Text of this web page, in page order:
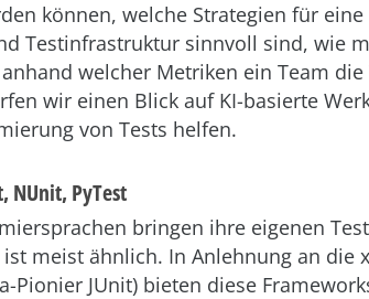
können, welche Strategien für
Testinfrastruktur sinnvoll sind, wie
welcher Metriken ein Team
wir einen Blick auf KI-basierte
von Tests helfen.
NUnit, PyTest
bringen ihre eigenen
meist ähnlich. In Anlehnung an die
Pionier JUnit) bieten diese